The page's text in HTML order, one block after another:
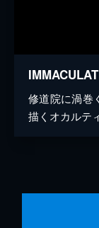
修道院に渦巻
描くオカルテ